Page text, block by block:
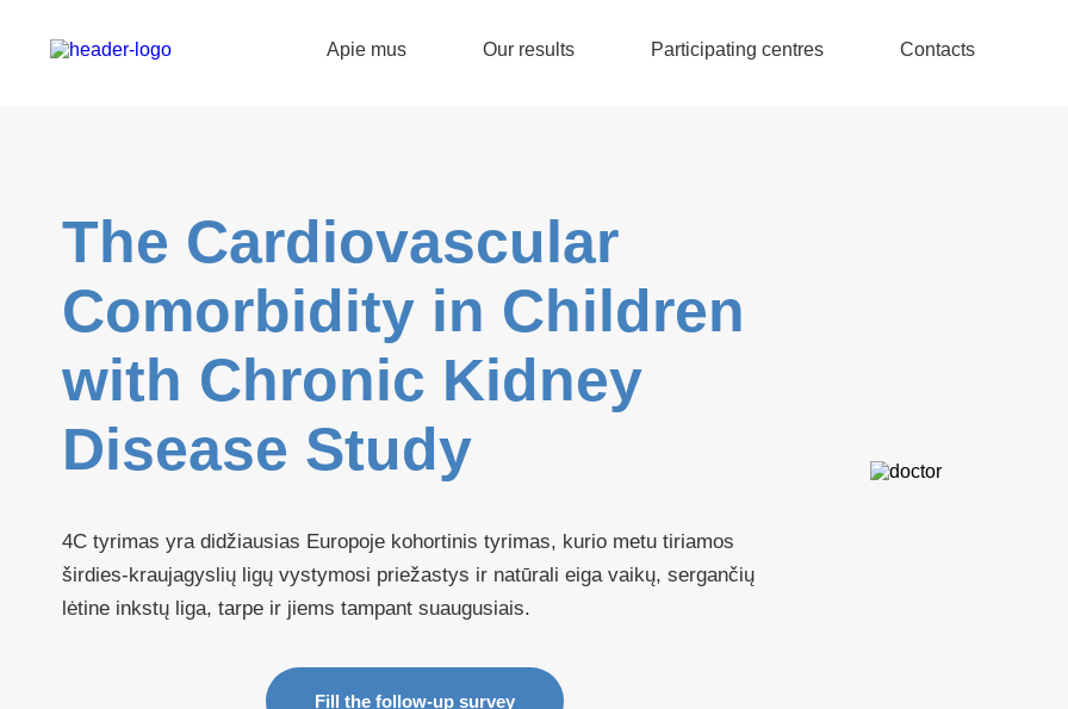
Apie mus Our results Participating centres Contacts
The Cardiovascular
Comorbidity in Children
with Chronic Kidney
Disease Study
4C tyrimas yra didžiausias Europoje kohortinis tyrimas, kurio metu tiriamos
širdies-kraujagyslių ligų vystymosi priežastys ir natūrali eiga vaikų, sergančių
lėtine inkstų liga, tarpe ir jiems tampant suaugusiais.
Fill the follow-up survey